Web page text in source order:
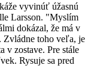
vyvinúť úžasnú
Larsson. "Myslím
dokázal, že má v
Zvládne toho veľa, je
v zostave. Pre stále
Rysuje sa pred